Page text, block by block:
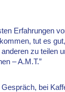
Erfahrungen
tut es
zu teilen
– A.M.T.”
bei